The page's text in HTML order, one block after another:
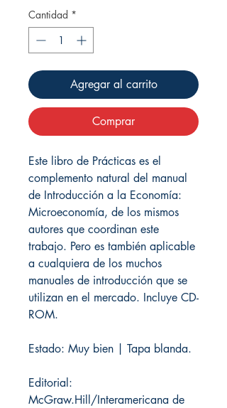
Cantidad *
Agregar al carrito
Comprar
Este libro de Prácticas es el
complemento natural del manual
de Introducción a la Economía:
Microeconomía, de los mismos
autores que coordinan este
trabajo. Pero es también aplicable
a cualquiera de los muchos
manuales de introducción que se
utilizan en el mercado. Incluye CD-
ROM.
Estado: Muy bien | Tapa blanda.
Editorial:
McGraw.Hill/Interamericana de